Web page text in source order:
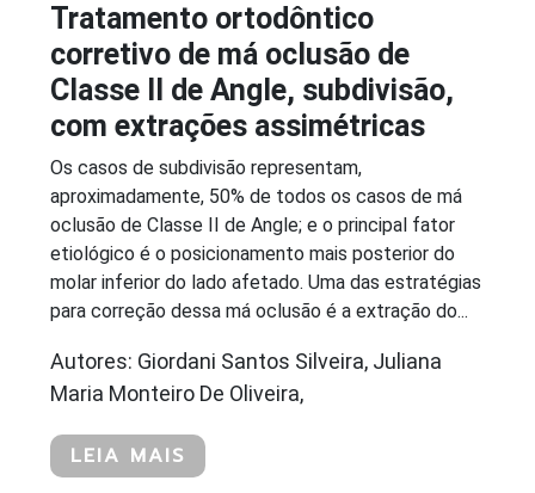
Tratamento ortodôntico
corretivo de má oclusão de
Classe II de Angle, subdivisão,
com extrações assimétricas
Os casos de subdivisão representam,
aproximadamente, 50% de todos os casos de má
oclusão de Classe II de Angle; e o principal fator
etiológico é o posicionamento mais posterior do
molar inferior do lado afetado. Uma das estratégias
para correção dessa má oclusão é a extração do...
Autores: Giordani Santos Silveira, Juliana
Maria Monteiro De Oliveira,
LEIA MAIS